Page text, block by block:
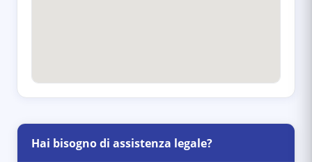
Hai bisogno di assistenza legale?